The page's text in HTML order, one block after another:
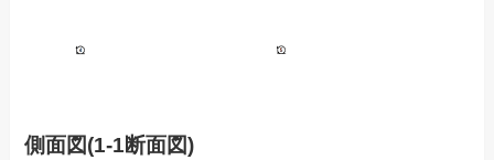
側面図(1-1断面図)